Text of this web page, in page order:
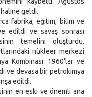
geldi.
fabrika, eğitim, bilim ve
edildi ve savaş sonrası
temelini oluşturdu.
nükleer merkezi
Kombinası. 1960'lar ve
ve devasa bir petrokimya
edildi.
en eski ve önemli ana